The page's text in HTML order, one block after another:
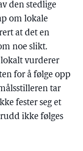
den stedlige
om lokale
at det en
noe slikt.
vurderer
for å følge opp
tar
fester seg et
ikke følges